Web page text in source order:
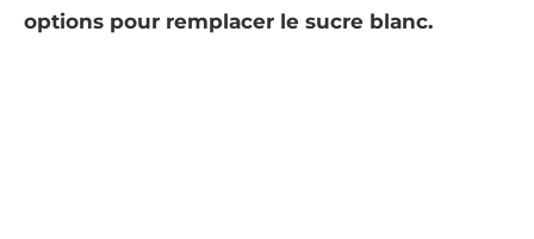
options pour remplacer le sucre blanc.